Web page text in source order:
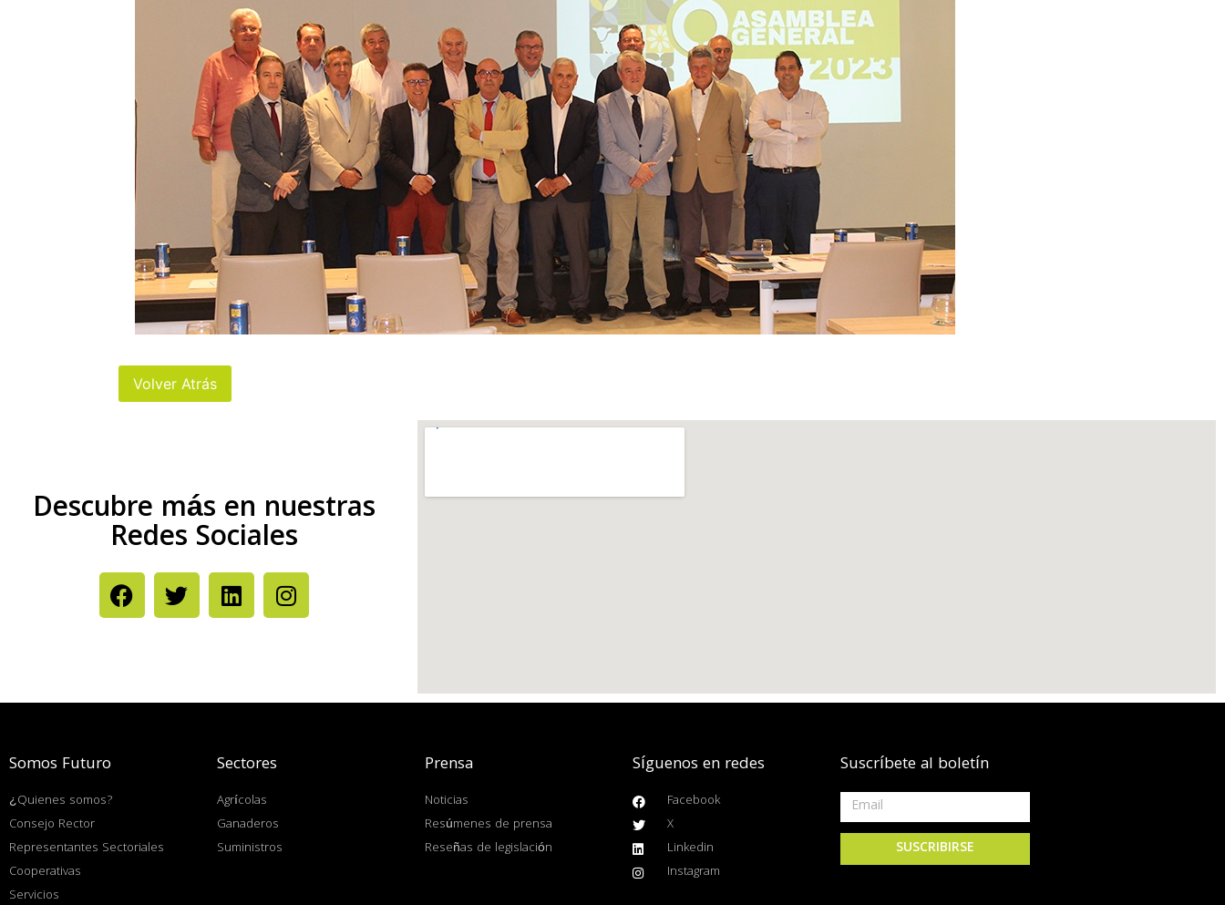
Descubre más en nuestras
Redes Sociales
Somos Futuro
¿Quienes somos?
Consejo Rector
Representantes Sectoriales
Cooperativas
Servicios
Sectores
Agrícolas
Ganaderos
Suministros
Prensa
Noticias
Resúmenes de prensa
Reseñas de legislación
Síguenos en redes
Facebook
X
Linkedin
Instagram
Suscríbete al boletín
SUSCRIBIRSE